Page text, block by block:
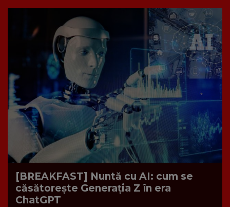
[BREAKFAST] Nuntă cu AI: cum se
căsătorește Generația Z în era
ChatGPT